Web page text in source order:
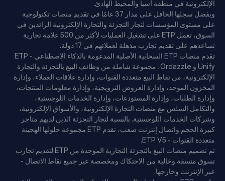
الإلكترونية في منطقة آسيا والمحيط الهادئ.
وبفضل سجلها الحافل على مدار 37 عامًا في تقديم منصات تكنولوجية
على مستوى المؤسسات لتجار التجزئة والتجارة الإلكترونية الرائدين في
السوق، تعمل ETP على تشغيل العمليات لأكثر من 500 علامة تجارية
تساعدهم على تقديم تجارب مذهلة لعملائهم في 17 دولة.
تقدم منصات ETP السحابية الأصلية المدعومة بالذكاء الاصطناعي - ETP
Unify و Ordazzle، مجموعة شاملة من وظائف البيع بالتجزئة والتجارة
الإلكترونية، من نقاط البيع متعددة القنوات، وإدارة علاقات العملاء، وإدارة
المخزون الموحد، وإدارة العروض الترويجية، وإدارة معلومات المنتجات،
وإدارة الطلبات، وإدارة المستودعات، وإدارة الخدمات اللوجستية،
والتكامل السلس مع منصات التجارة الإلكترونية، والأسواق الإلكترونية،
وشركات الخدمات اللوجستية. بالنسبة لتجار التجزئة الذين لديهم متاجر
كبيرة الحجم واتصال إنترنت صعب، تقدم ETP مجموعة حلولها الهجينة
متعددة القنوات - ETP V5.
تم تصميم منصات البيع بالتجزئة التجارية الموحدة من ETP لتقديم تجارب
تسوق متسقة وخالية من الاحتكاك ومخصصة عبر جميع نقاط الاتصال -
عبر الإنترنت وخارجها.